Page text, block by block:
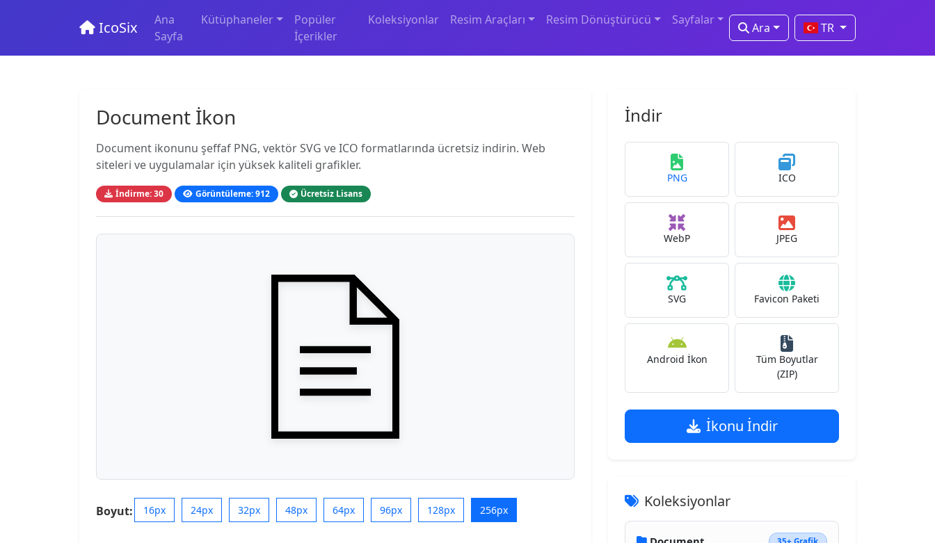
IcoSix
Ana
Sayfa
Kütüphaneler
Popüler
İçerikler
Koleksiyonlar Resim Araçları Resim Dönüştürücü Sayfalar
Ara TR
Document İkon
Document ikonunu şeffaf PNG, vektör SVG ve ICO formatlarında ücretsiz indirin. Web
siteleri ve uygulamalar için yüksek kaliteli grafikler.
İndirme: 30 Görüntüleme: 912 Ücretsiz Lisans
Boyut: 16px 24px 32px 48px 64px 96px 128px 256px
İndir
PNG ICO
WebP JPEG
SVG Favicon Paketi
Android İkon
Tüm Boyutlar
(ZIP)
İkonu İndir
Koleksiyonlar